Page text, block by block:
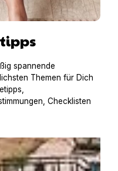
spannende
Themen für Dich
Checklisten